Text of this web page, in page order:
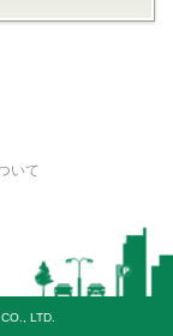
いて
LTD.